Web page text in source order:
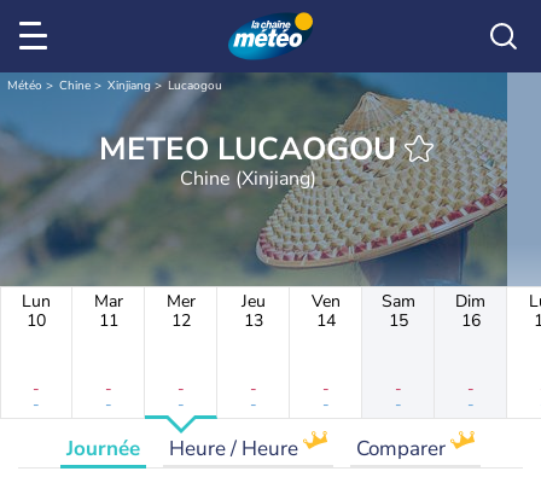
Météo Chine Xinjiang Lucaogou
METEO LUCAOGOU
Chine (Xinjiang)
Lun
10
-
-
Mar
11
-
-
Mer
12
-
-
Jeu
13
-
-
Ven
14
-
-
Sam
15
-
-
Dim
16
-
-
Journée Heure / Heure Comparer